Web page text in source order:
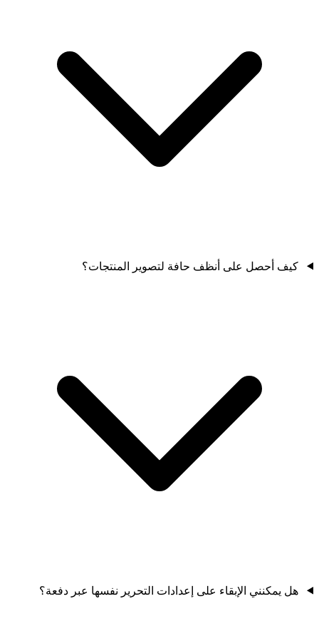
كيف أحصل على أنظف حافة لتصوير المنتجات؟
هل يمكنني الإبقاء على إعدادات التحرير نفسها عبر دفعة؟